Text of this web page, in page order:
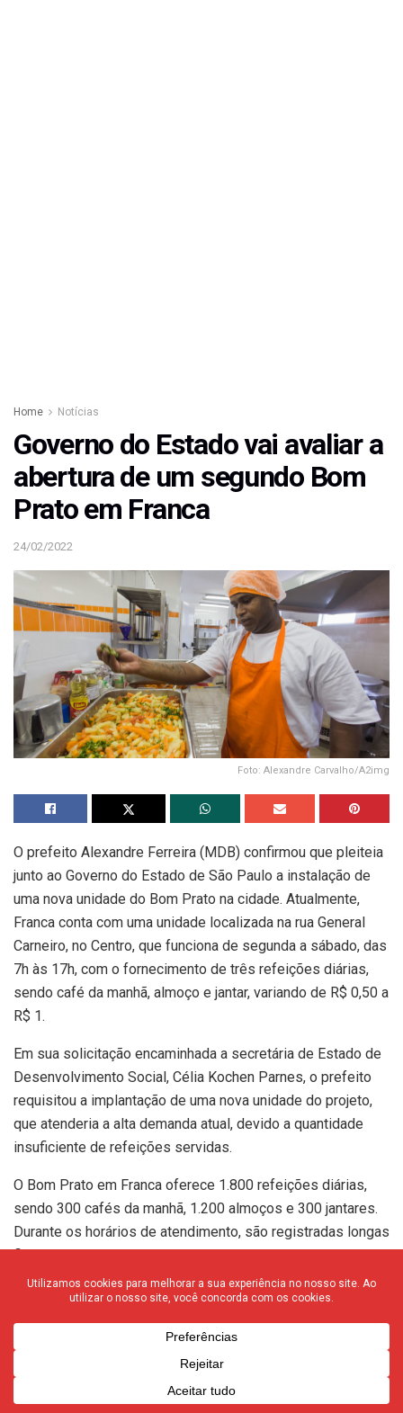
Home Notícias
Governo do Estado vai avaliar a
abertura de um segundo Bom
Prato em Franca
24/02/2022
Foto: Alexandre Carvalho/A2img
O prefeito Alexandre Ferreira (MDB) confirmou que pleiteia
junto ao Governo do Estado de São Paulo a instalação de
uma nova unidade do Bom Prato na cidade. Atualmente,
Franca conta com uma unidade localizada na rua General
Carneiro, no Centro, que funciona de segunda a sábado, das
7h às 17h, com o fornecimento de três refeições diárias,
sendo café da manhã, almoço e jantar, variando de R$ 0,50 a
R$ 1.
Em sua solicitação encaminhada a secretária de Estado de
Desenvolvimento Social, Célia Kochen Parnes, o prefeito
requisitou a implantação de uma nova unidade do projeto,
que atenderia a alta demanda atual, devido a quantidade
insuficiente de refeições servidas.
O Bom Prato em Franca oferece 1.800 refeições diárias,
sendo 300 cafés da manhã, 1.200 almoços e 300 jantares.
Durante os horários de atendimento, são registradas longas
filas no estabelecimento.
A proposta apresentada pelo prefeito propõe que a nova
oferta de mais 1.200 refeições por dia.
*Para acompanhar o F3 Notícias, curta nossa página
noFacebook, noInstagrame pode também ajudar a